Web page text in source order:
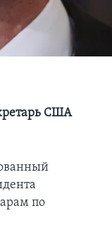
США
по